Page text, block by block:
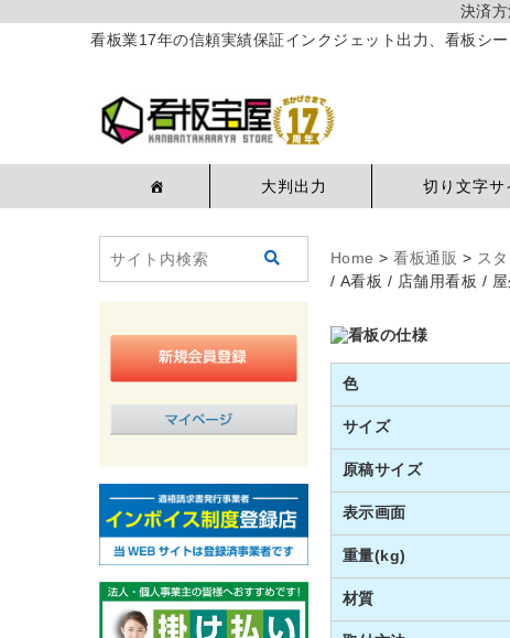
決済
看板業17年の信頼実績保証インクジェット出力、看板シ
大判出力 切り文字サ
Home > 看板通販 > ス
/ A看板 / 店舗用看板 /
色
サイズ
原稿サイズ
表示画面
重量(kg)
材質